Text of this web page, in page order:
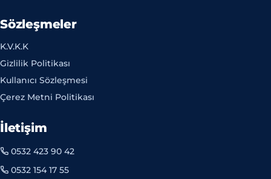
Sözleşmeler
K.V.K.K
Gizlilik Politikası
Kullanıcı Sözleşmesi
Çerez Metni Politikası
İletişim
0532 423 90 42
0532 154 17 55